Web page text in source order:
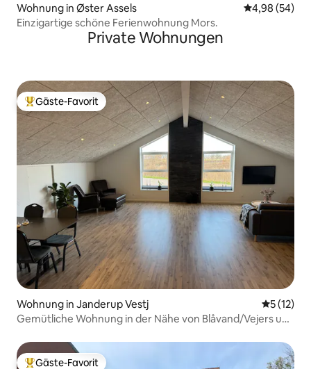
Wohnung in Øster Assels
4,98 (54)
Einzigartige schöne Ferienwohnung Mors.
Private Wohnungen
Beliebter Gäste-Favorit.
Gäste-Favorit
Wohnung in Janderup Vestj
5 (12)
Gemütliche Wohnung in der Nähe von Blåvand/Vejers und
Gäste-Favorit